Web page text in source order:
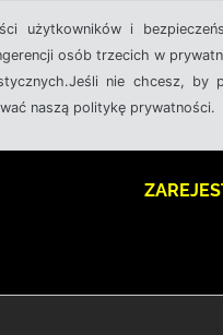
użytkowników i
osób trzecich w
nie chcesz, by
naszą politykę prywatności.